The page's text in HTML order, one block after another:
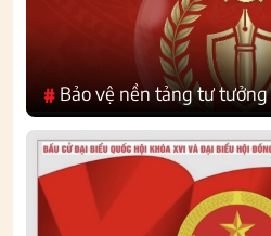
# Bảo vệ nền tảng tư